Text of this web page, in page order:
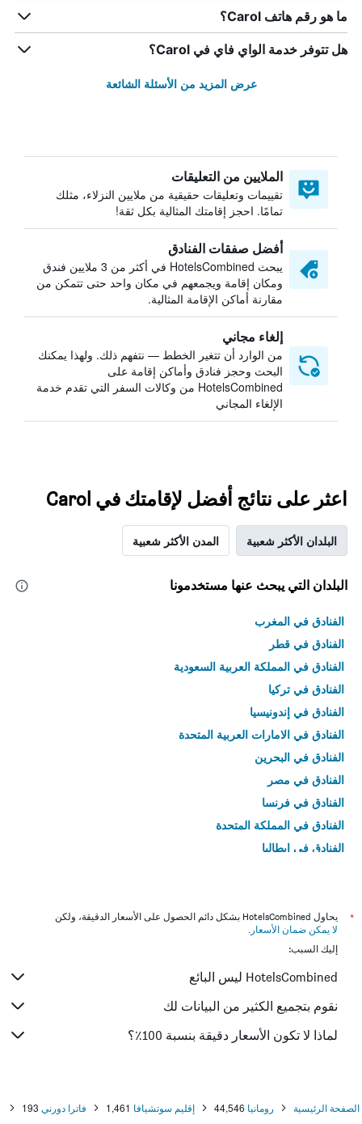
ما هو رقم هاتف Carol؟
هل تتوفر خدمة الواي فاي في Carol؟
عرض المزيد من الأسئلة الشائعة
الملايين من التعليقات
تقييمات وتعليقات حقيقية من ملايين النزلاء، مثلك
تمامًا. احجز إقامتك المثالية بكل ثقة!
أفضل صفقات الفنادق
يبحث HotelsCombined في أكثر من 3 ملايين فندق
ومكان إقامة ويجمعهم في مكان واحد حتى تتمكن من
مقارنة أماكن الإقامة المثالية.
إلغاء مجاني
من الوارد أن تتغير الخطط — نتفهم ذلك. ولهذا يمكنك
البحث وحجز فنادق وأماكن إقامة على
HotelsCombined من وكالات السفر التي تقدم خدمة
الإلغاء المجاني
اعثر على نتائج أفضل لإقامتك في Carol
البلدان الأكثر شعبية المدن الأكثر شعبية
البلدان التي يبحث عنها مستخدمونا
الفنادق في المغرب
الفنادق في قطر
الفنادق في المملكة العربية السعودية
الفنادق في تركيا
الفنادق في إندونيسيا
الفنادق في الامارات العربية المتحدة
الفنادق في البحرين
الفنادق في مصر
الفنادق في فرنسا
الفنادق في المملكة المتحدة
الفنادق في إيطاليا
*
يحاول HotelsCombined بشكل دائم الحصول على الأسعار الدقيقة، ولكن
لا يمكن ضمان الأسعار .
إليك السبب:
HotelsCombined ليس البائع
نقوم بتجميع الكثير من البيانات لك
لماذا لا تكون الأسعار دقيقة بنسبة 100٪؟
الصفحة الرئيسية رومانيا 44,546 إقليم سوتشيافا 1,461 فاترا دورني 193